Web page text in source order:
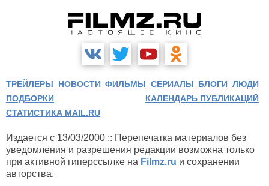
ТРЕЙЛЕРЫ НОВОСТИ ФИЛЬМЫ СЕРИАЛЫ БЛОГИ ЛЮДИ
ПОДБОРКИ
КАЛЕНДАРЬ ПУБЛИКАЦИЙ
СТАТИСТИКА MAIL.RU
Издается с 13/03/2000 :: Перепечатка материалов без
уведомления и разрешения редакции возможна только
при активной гиперссылке на Filmz.ru и сохранении
авторства.